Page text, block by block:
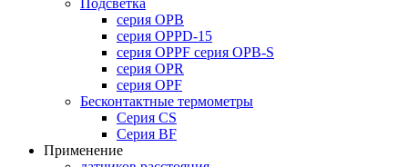
Подсветка
серия OPB
серия OPPD-15
серия OPPF серия OPB-S
серия OPR
серия OPF
Бесконтактные термометры
Серия CS
Серия BF
Применение